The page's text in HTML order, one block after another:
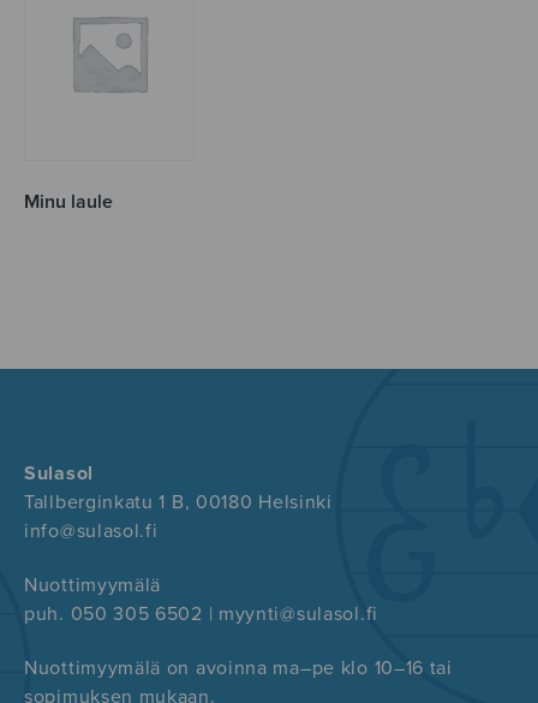
Minu laule
Sulasol
Tallberginkatu 1 B, 00180 Helsinki
info@sulasol.fi
Nuottimyymälä
puh. 050 305 6502 | myynti@sulasol.fi
Nuottimyymälä on avoinna ma–pe klo 10–16 tai
sopimuksen mukaan.